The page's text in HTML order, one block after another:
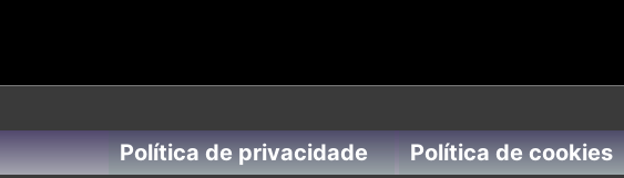
Política de privacidade Política de cookies